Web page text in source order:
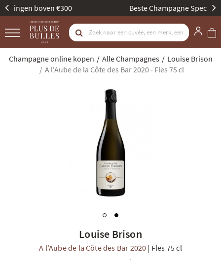
Beste Champagne Specialist door Gault & Millau
Champagne online kopen Alle Champagnes
Louise Brison
A l'Aube de la Côte des Bar 2020 - Fles 75 cl
Louise Brison
A l'Aube de la Côte des Bar 2020 | Fles 75 cl